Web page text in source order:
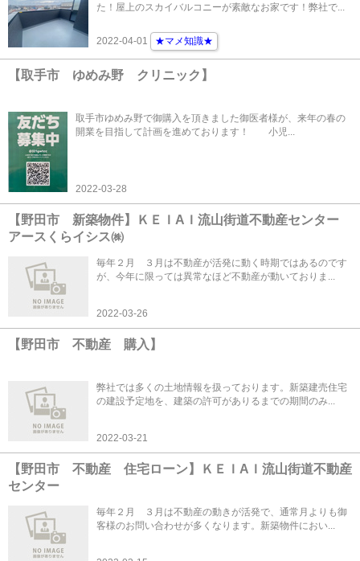
た！屋上のスカイバルコニーが素敵なお家です！弊社で...
2022-04-01 ★マメ知識★
【取手市 ゆめみ野 クリニック】
取手市ゆめみ野で御購入を頂きました御医者様が、来年の春の
開業を目指して計画を進めております！ 小児...
2022-03-28
【野田市 新築物件】ＫＥＩAＩ流山街道不動産センター
アースくらイシス㈱
毎年２月 ３月は不動産が活発に動く時期ではあるのです
が、今年に限っては異常なほど不動産が動いておりま...
2022-03-26
【野田市 不動産 購入】
弊社では多くの土地情報を扱っております。新築建売住宅
の建設予定地を、建築の許可がありるまでの期間のみ...
2022-03-21
【野田市 不動産 住宅ローン】ＫＥＩAＩ流山街道不動産
センター
毎年２月 ３月は不動産の動きが活発で、通常月よりも御
客様のお問い合わせが多くなります。新築物件におい...